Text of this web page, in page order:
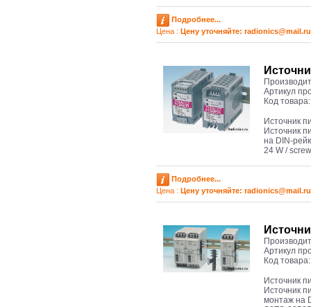
Подробнее...
Цена : Цену уточняйте: radioniсs@mail.ru
Артикул
Код
Источник
Источник
на DIN-
24 W /
Подробнее...
Цена : Цену уточняйте: radioniсs@mail.ru
Артикул
Код
Источник
Источник
монтаж на